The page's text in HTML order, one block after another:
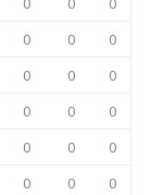
0 0
0
0 0
0
0 0
0
0 0
0
0 0
0